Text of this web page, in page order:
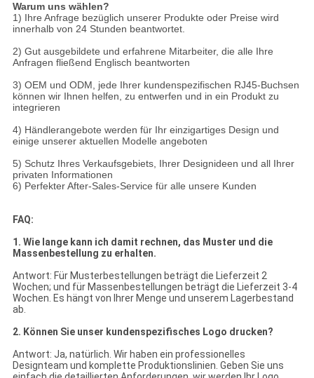
Warum uns wählen?
1) Ihre Anfrage bezüglich unserer Produkte oder Preise wird
innerhalb von 24 Stunden beantwortet.
2) Gut ausgebildete und erfahrene Mitarbeiter, die alle Ihre
Anfragen fließend Englisch beantworten
3) OEM und ODM, jede Ihrer kundenspezifischen RJ45-Buchsen
können wir Ihnen helfen, zu entwerfen und in ein Produkt zu
integrieren
4) Händlerangebote werden für Ihr einzigartiges Design und
einige unserer aktuellen Modelle angeboten
5) Schutz Ihres Verkaufsgebiets, Ihrer Designideen und all Ihrer
privaten Informationen
6) Perfekter After-Sales-Service für alle unsere Kunden
FAQ:
1. Wie lange kann ich damit rechnen, das Muster und die
Massenbestellung zu erhalten.
Antwort: Für Musterbestellungen beträgt die Lieferzeit 2
Wochen; und für Massenbestellungen beträgt die Lieferzeit 3-4
Wochen. Es hängt von Ihrer Menge und unserem Lagerbestand
ab.
2. Können Sie unser kundenspezifisches Logo drucken?
Antwort: Ja, natürlich. Wir haben ein professionelles
Designteam und komplette Produktionslinien. Geben Sie uns